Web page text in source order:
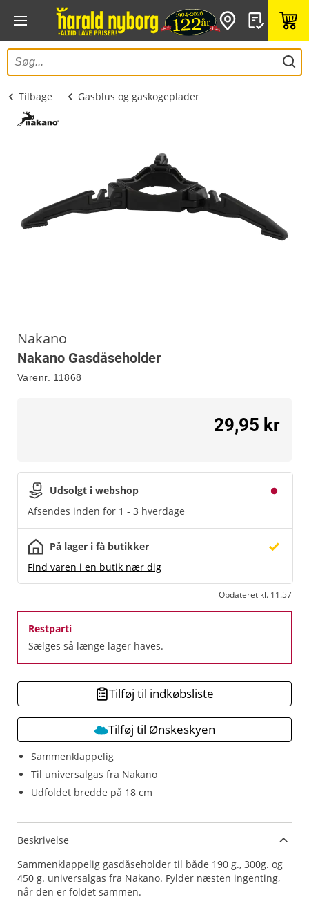
Tilbage Gasblus og gaskogeplader
Nakano
Nakano Gasdåseholder
Varenr. 11868
Sammenklappelig
Til universalgas fra Nakano
Udfoldet bredde på 18 cm
Udsolgt i webshop
Afsendes inden for 1 - 3 hverdage
På lager i få butikker
Find varen i en butik nær dig
Opdateret kl. 11.57
Restparti
Sælges så længe lager haves.
29,95 kr
Tilføj til indkøbsliste
Tilføj til Ønskeskyen
Beskrivelse
Sammenklappelig gasdåseholder til både 190 g., 300g. og
450 g. universalgas fra Nakano. Fylder næsten ingenting,
når den er foldet sammen.